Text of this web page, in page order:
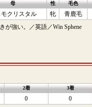
母 性 毛色
モクリスタル 牝 青鹿毛
が強い。／英語／Win Sphene
2着 3着
0 0